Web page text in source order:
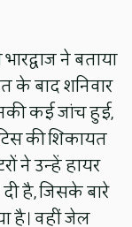
ने बताया
के बाद शनिवार
कई जांच हुई,
की शिकायत
ने उन्हें हायर
है, जिसके बारे
है। वहीं जेल